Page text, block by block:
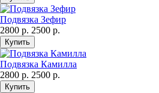
Подвязка Зефир
2800 р. 2500 р.
Подвязка Камилла
2800 р. 2500 р.